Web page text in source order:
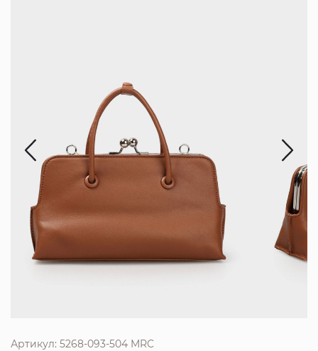
Артикул: 5268-093-504 MRC